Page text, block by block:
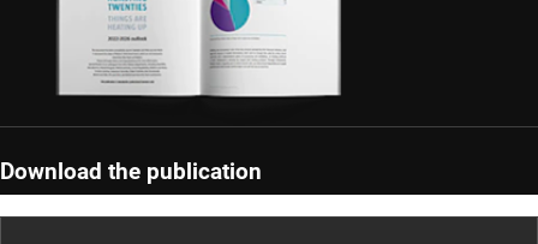
Download the publication